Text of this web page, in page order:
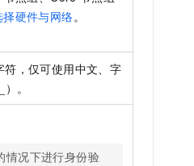
择硬件与网络。
符，仅可使用中文、字
。
情况下进行身份验